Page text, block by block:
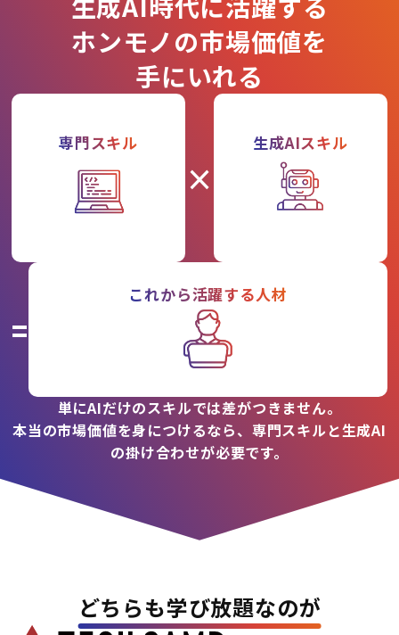
ホンモノの市場価値を
手にいれる
専門スキル
×
生成AIスキル
=
これから活躍する人材
単にAIだけのスキルでは差がつきません。
本当の市場価値を身につけるなら、専門スキルと生成AI
の掛け合わせが必要です。
どちらも学び放題なのが